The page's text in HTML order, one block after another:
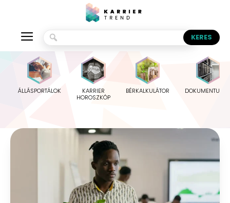
ÁLLÁSPORTÁLOK
KARRIER
HOROSZKÓP
BÉRKALKULÁTOR